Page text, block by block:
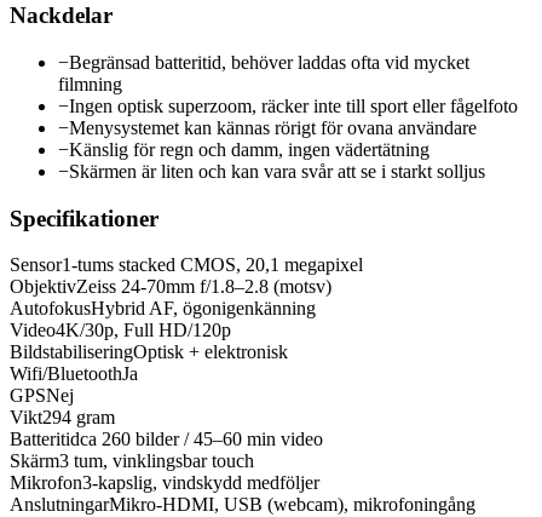
Nackdelar
−Begränsad batteritid, behöver laddas ofta vid mycket
filmning
−Ingen optisk superzoom, räcker inte till sport eller fågelfoto
−Menysystemet kan kännas rörigt för ovana användare
−Känslig för regn och damm, ingen vädertätning
−Skärmen är liten och kan vara svår att se i starkt solljus
Specifikationer
Sensor1-tums stacked CMOS, 20,1 megapixel
ObjektivZeiss 24-70mm f/1.8–2.8 (motsv)
AutofokusHybrid AF, ögonigenkänning
Video4K/30p, Full HD/120p
BildstabiliseringOptisk + elektronisk
Wifi/BluetoothJa
GPSNej
Vikt294 gram
Batteritidca 260 bilder / 45–60 min video
Skärm3 tum, vinklingsbar touch
Mikrofon3-kapslig, vindskydd medföljer
AnslutningarMikro-HDMI, USB (webcam), mikrofoningång